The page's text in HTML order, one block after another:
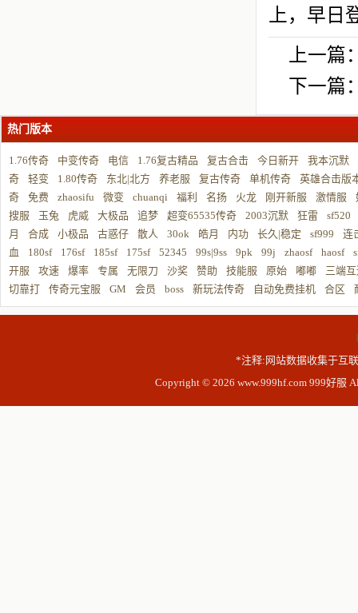
上，早日
上一篇
下一篇
热门版本
1.76传奇 中变传奇 电信 1.76复古精品 复古合击 今日新开
我本沉默
奇
轻变 1.80传奇 东北|北方 养老服 复古传奇 单机传奇
英雄合击版
奇
免费 zhaosifu 微变 chuanqi 福利 名扬 火龙 刚开新服 激情服
搜服
玉兔 虎威 大极品 追梦 超变65535传奇 2003沉默 狂雷
sf520
月
合成 小极品 古惑仔 散人 30ok 皓月 内功 长久|稳定 sf999
连
血
180sf 176sf 185sf 175sf 52345 99s|9ss 9pk 99j zhaosf haosf
开服
攻速 爆率 专属 无限刀 沙奖 赞助 技能服 原始 嘟嘟
三端
切靠打
传奇元宝服 GM 会员 boss 新玩法传奇 自动免费挂机 合区
*注释:网站数据收集于互
Copyright © 2026 www.999hf.com 999好服